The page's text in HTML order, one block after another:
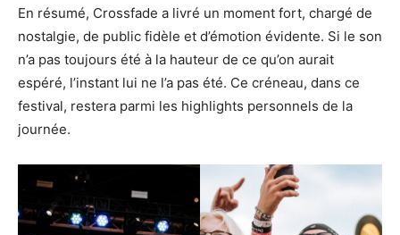
En résumé, Crossfade a livré un moment fort, chargé de
nostalgie, de public fidèle et d’émotion évidente. Si le son
n’a pas toujours été à la hauteur de ce qu’on aurait
espéré, l’instant lui ne l’a pas été. Ce créneau, dans ce
festival, restera parmi les highlights personnels de la
journée.